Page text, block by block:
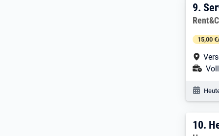
9.
9.
15,00
10.
10.